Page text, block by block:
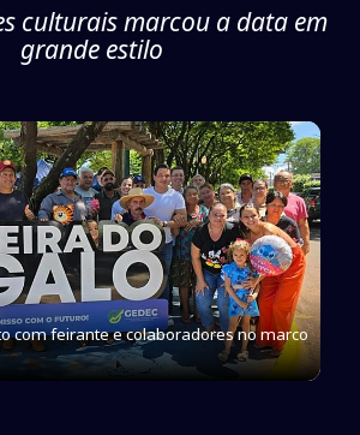
culturais marcou a data em
grande estilo
com feirante e colaboradores no marco